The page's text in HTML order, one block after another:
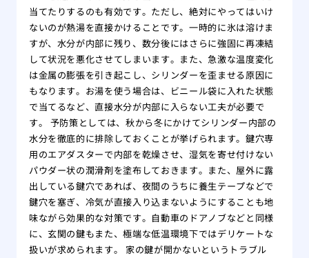
当てたりするのも有効です。ただし、絶対にやってはいけ
ないのが熱湯を直接かけることです。一時的に氷は溶けま
すが、水分が内部に残り、数分後にはさらに強固に再凍結
して状況を悪化させてしまいます。また、急激な温度変化
は金属の膨張を引き起こし、シリンダーを歪ませる原因に
もなります。お湯を使う場合は、ビニール袋に入れた状態
で当てるなど、直接水分が内部に入らない工夫が必要で
す。 予防策としては、秋から冬にかけてシリンダー内部の
水分を徹底的に排除しておくことが挙げられます。鍵穴専
用のエアダスターで内部を乾燥させ、湿気を寄せ付けない
パウダー状の潤滑剤を塗布しておきます。また、屋外に露
出している鍵穴であれば、夜間のうちに養生テープなどで
鍵穴を塞ぎ、冷気が直接入り込まないようにすることも地
味ながら効果的な対策です。自動車のドアノブなどと同様
に、玄関の鍵もまた、極端な低温環境下ではデリケートな
扱いが求められます。 家の鍵が開かないというトラブル